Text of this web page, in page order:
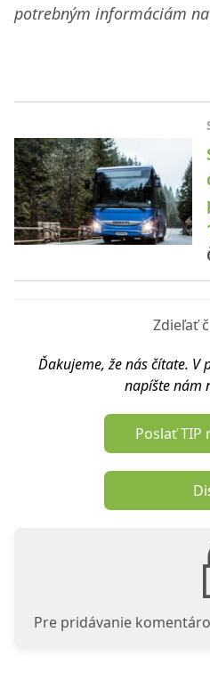
potrebným informáciám
Zdieľať
Ďakujeme, že nás čítate. V
napíšte nám
Poslať TIP
Pre pridávanie